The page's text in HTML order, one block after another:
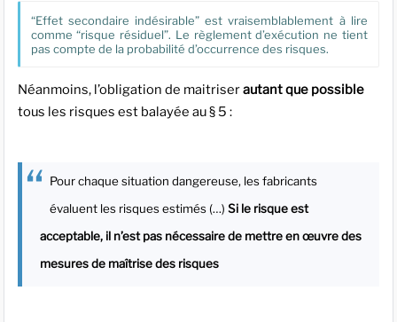
“Effet secondaire indésirable” est vraisemblablement à lire
comme “risque résiduel”. Le règlement d’exécution ne tient
pas compte de la probabilité d’occurrence des risques.
Néanmoins, l’obligation de maitriserautant que possible
tous les risques est balayée au § 5 :
Pour chaque situation dangereuse, les fabricants
évaluent les risques estimés (…) Si le risque est
acceptable, il n’est pas nécessaire de mettre en œuvre des
mesures de maîtrise des risques